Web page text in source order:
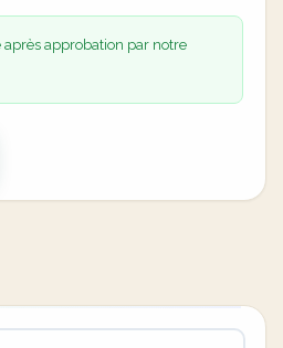
après approbation par notre